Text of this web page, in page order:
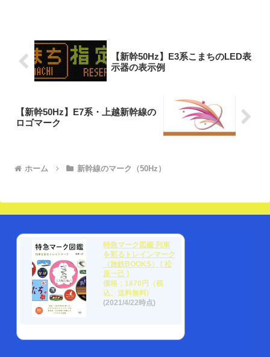
【新幹50Hz】E3系こまちのLED表
示器の表示例
【新幹50Hz】E7系・上越新幹線の
ロゴマーク
ホーム 新幹線のマーク（50Hz）
特急マーク図鑑 列車
を彩るトレインマーク
（旅鉄BOOKS） [ 松
原一己 ]
価格：1870円（税
込、送料無料)
(2021/4/22時点)